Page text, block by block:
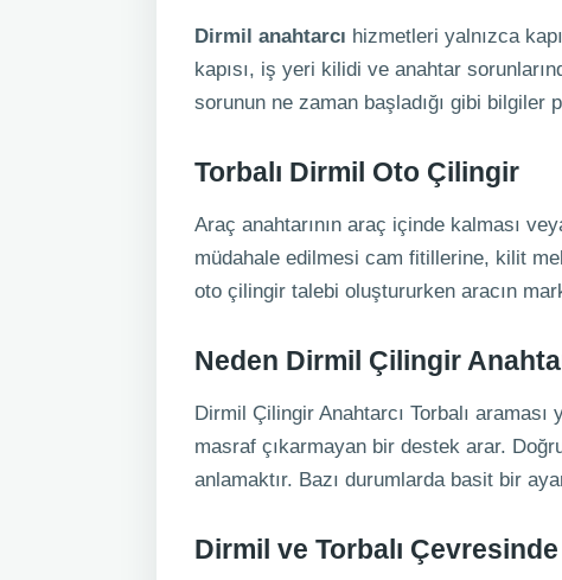
Dirmil anahtarcı hizmetleri yalnızca
kapısı, iş yeri kilidi ve anahtar
sorunun ne zaman başladığı gibi bilgiler
Torbalı Dirmil Oto Çilingir
Araç anahtarının araç içinde kalması
müdahale edilmesi cam fitillerine, kilit
oto çilingir talebi oluştururken aracın
Neden Dirmil Çilingir
Dirmil Çilingir Anahtarcı Torbalı
masraf çıkarmayan bir destek arar.
anlamaktır. Bazı durumlarda basit bir
Dirmil ve Torbalı